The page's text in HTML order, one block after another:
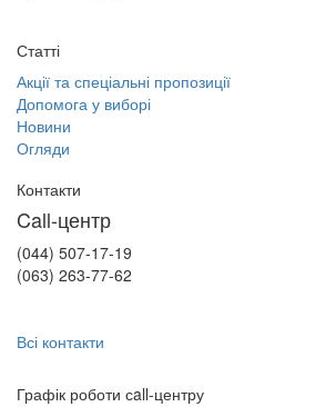
Статті
Акції та спеціальні пропозиції
Допомога у виборі
Новини
Огляди
Контакти
Call-центр
(044) 507-17-19
(063) 263-77-62
Всі контакти
Графік роботи сall-центру